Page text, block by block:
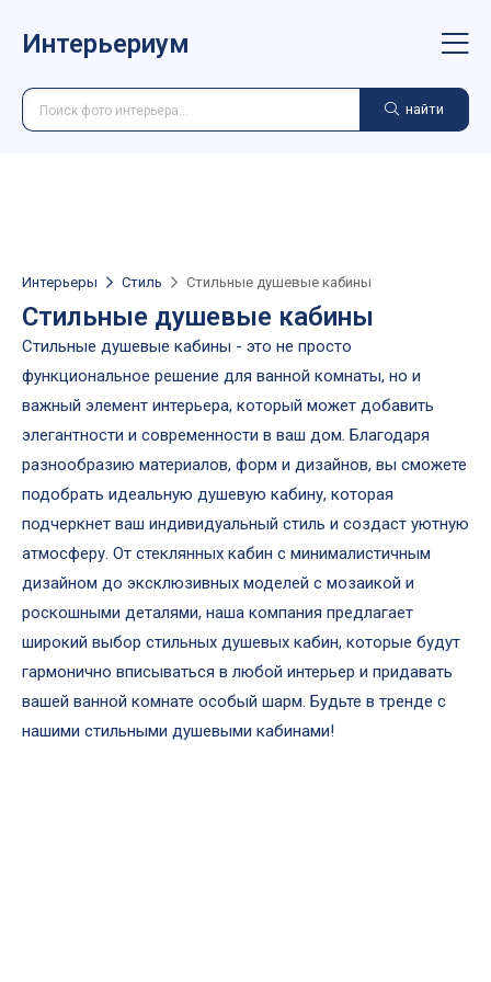
Интерьериум
найти
Интерьеры Стиль Стильные душевые кабины
Стильные душевые кабины
Стильные душевые кабины - это не просто
функциональное решение для ванной комнаты, но и
важный элемент интерьера, который может добавить
элегантности и современности в ваш дом. Благодаря
разнообразию материалов, форм и дизайнов, вы сможете
подобрать идеальную душевую кабину, которая
подчеркнет ваш индивидуальный стиль и создаст уютную
атмосферу. От стеклянных кабин с минималистичным
дизайном до эксклюзивных моделей с мозаикой и
роскошными деталями, наша компания предлагает
широкий выбор стильных душевых кабин, которые будут
гармонично вписываться в любой интерьер и придавать
вашей ванной комнате особый шарм. Будьте в тренде с
нашими стильными душевыми кабинами!